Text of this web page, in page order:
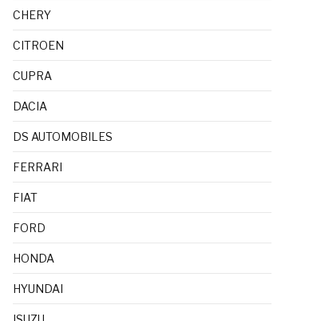
CHERY
CITROEN
CUPRA
DACIA
DS AUTOMOBILES
FERRARI
FIAT
FORD
HONDA
HYUNDAI